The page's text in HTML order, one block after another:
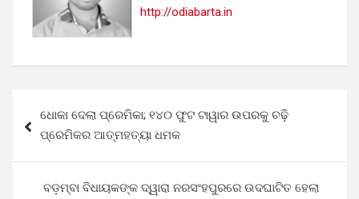
http://odiabarta.in
navigation
ଧୋକା ଦେଲା ପ୍ରେମିକା; ୧୪୦ ଫୁଟ ଟାୱାର ଉପରକୁ ଚଢ଼ି
ପ୍ରେମିକର ଆତ୍ମହତ୍ୟା ଧମକ
ବଡ଼ମ୍ବା ବିଧାୟକଙ୍କ ଦ୍ୱାରା ନରସଂହପୁରରେ ଉଦଘାଟିତ ହେଲା